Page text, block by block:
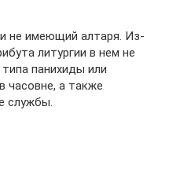
не имеющий алтаря. Из-
литургии в нем не
панихиды или
часовне, а также
службы.